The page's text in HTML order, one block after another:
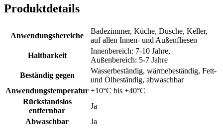
Produktdetails
Anwendungsbereiche
Badezimmer, Küche, Dusche, Keller,
auf allen Innen- und Außenfliesen
Haltbarkeit
Innenbereich: 7-10 Jahre,
Außenbereich: 5-7 Jahre
Beständig gegen
Wasserbeständig, wärmebeständig, Fett-
und Ölbeständig, abwaschbar
Anwendungstemperatur +10°C bis +40°C
Rückstandslos
entfernbar
Ja
Abwaschbar
Ja